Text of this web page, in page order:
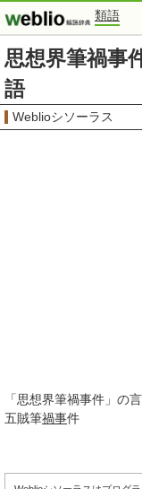
類語
思想界筆禍事
語
Weblioシソーラス
「思想界筆禍事件 」の
五賊筆禍事件